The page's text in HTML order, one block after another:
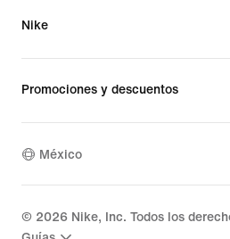
Nike
Promociones y descuentos
México
© 2026 Nike, Inc. Todos los